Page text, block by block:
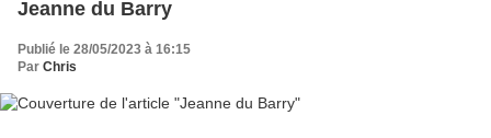
Jeanne du Barry
Publié le 28/05/2023 à 16:15
Par Chris